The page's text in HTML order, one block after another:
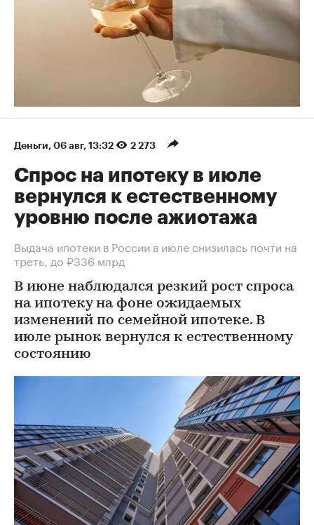
Деньги 06 авг, 13:32 2 273
Спрос на ипотеку в июле
вернулся к естественному
уровню после ажиотажа
Выдача ипотеки в России в июле снизилась почти на
треть, до ₽336 млрд
В июне наблюдался резкий рост спроса
на ипотеку на фоне ожидаемых
изменений по семейной ипотеке. В
июле рынок вернулся к естественному
состоянию